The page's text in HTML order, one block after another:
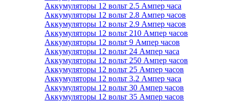
Аккумуляторы 12 вольт 2.5 Ампер часа
Аккумуляторы 12 вольт 2.8 Ампер часов
Аккумуляторы 12 вольт 2.9 Ампер часов
Аккумуляторы 12 вольт 210 Ампер часов
Аккумуляторы 12 вольт 9 Ампер часов
Аккумуляторы 12 вольт 24 Ампер часа
Аккумуляторы 12 вольт 250 Ампер часов
Аккумуляторы 12 вольт 25 Ампер часов
Аккумуляторы 12 вольт 3.2 Ампер часа
Аккумуляторы 12 вольт 30 Ампер часов
Аккумуляторы 12 вольт 35 Ампер часов